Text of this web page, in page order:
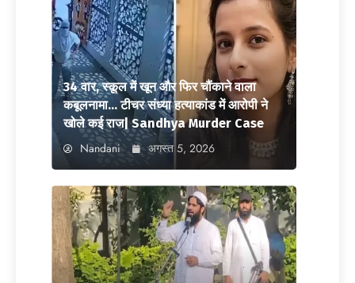
34 वार, स्कूल में खून और फिर चौंकाने वाला
कबूलनामा… टीचर संध्या हत्याकांड में आरोपी ने
खोले कई राज| Sandhya Murder Case
Nandani अगस्त 5, 2026